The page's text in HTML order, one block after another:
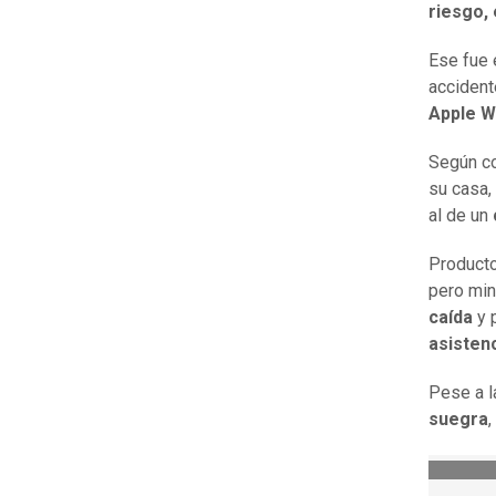
riesgo,
Ese
Apple
Según
su
al de un
pero
caída y
Pese a
suegra